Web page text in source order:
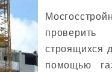
строящихся
помощью